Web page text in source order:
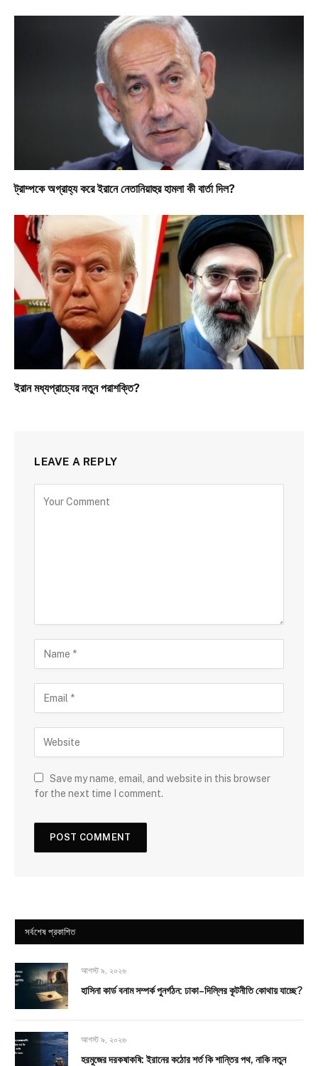
ট্রাম্পকে অগ্রাহ্য করে ইরানে নেতানিয়াহুর হামলা কী বার্তা দিল?
ইরান মধ্যপ্রাচ্যের নতুন পরাশক্তি?
LEAVE A REPLY
Save my name, email, and website in this browser
for the next time I comment.
সর্বশেষ প্রকাশিত
আগস্ট ৯, ২০২৬
হাসিনা কার্ড বনাম সম্পর্ক পুনর্গঠন: ঢাকা–দিল্লির কূটনীতি কোথায় যাচ্ছে?
আগস্ট ৯, ২০২৬
হরমুজের দরকষাকষি: ইরানের কঠোর শর্ত কি শান্তির পথ, নাকি নতুন